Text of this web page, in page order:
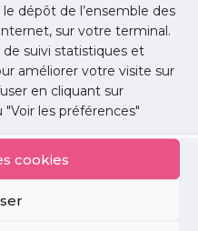
dépôt de l’ensemble des
sur votre terminal.
de suivi statistiques et
améliorer votre visite sur
en cliquant sur
les préférences"
cookies